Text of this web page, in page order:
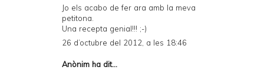
Jo els acabo de fer ara amb la meva
petitona.
Una recepta genial!!! ;-)
26 d’octubre del 2012, a les 18:46
Anònim ha dit...